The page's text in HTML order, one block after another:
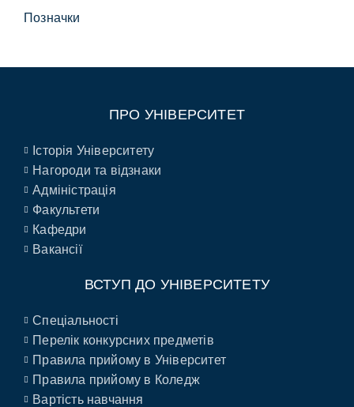
Позначки
ПРО УНІВЕРСИТЕТ
Історія Університету
Нагороди та відзнаки
Адміністрація
Факультети
Кафедри
Вакансії
ВСТУП ДО УНІВЕРСИТЕТУ
Спеціальності
Перелік конкурсних предметів
Правила прийому в Університет
Правила прийому в Коледж
Вартість навчання